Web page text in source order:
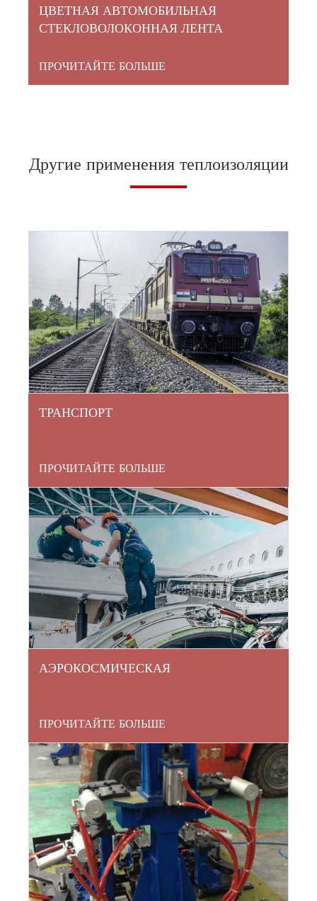
ЦВЕТНАЯ АВТОМОБИЛЬНАЯ
СТЕКЛОВОЛОКОННАЯ ЛЕНТА
ПРОЧИТАЙТЕ БОЛЬШЕ
Другие применения теплоизоляции
ТРАНСПОРТ
ПРОЧИТАЙТЕ БОЛЬШЕ
АЭРОКОСМИЧЕСКАЯ
ПРОЧИТАЙТЕ БОЛЬШЕ